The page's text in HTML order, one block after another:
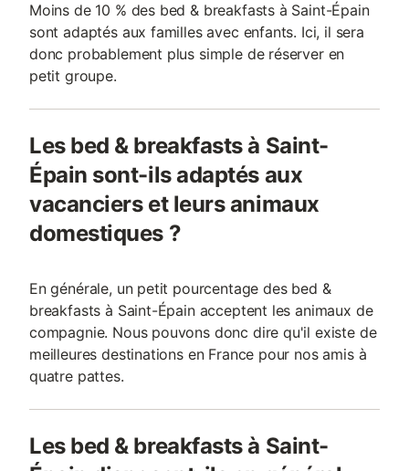
Moins de 10 % des bed & breakfasts à Saint-Épain
sont adaptés aux familles avec enfants. Ici, il sera
donc probablement plus simple de réserver en
petit groupe.
Les bed & breakfasts à Saint-
Épain sont-ils adaptés aux
vacanciers et leurs animaux
domestiques ?
En générale, un petit pourcentage des bed &
breakfasts à Saint-Épain acceptent les animaux de
compagnie. Nous pouvons donc dire qu'il existe de
meilleures destinations en France pour nos amis à
quatre pattes.
Les bed & breakfasts à Saint-